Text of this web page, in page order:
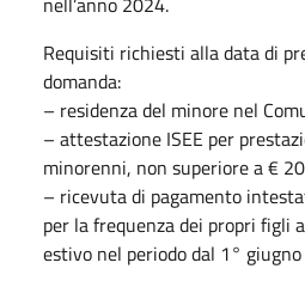
Requisiti richiesti alla data di
domanda:
– residenza del minore nel
– attestazione ISEE per
minorenni, non superiore a €
– ricevuta di pagamento
per la frequenza dei propri figli
estivo nel periodo dal 1°